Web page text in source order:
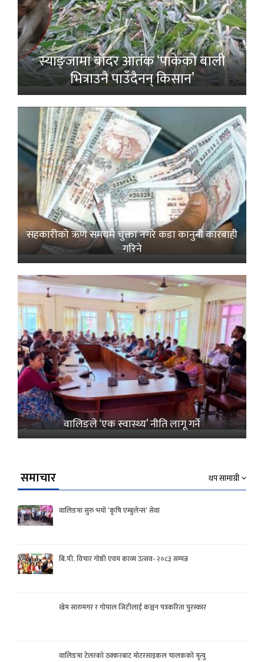
स्याङ्जामा बाँदर आतंक ‘पाकेको बाली
भित्राउनै पाउँदैनन् किसान’
सहकारीको ऋण समयमै चुक्ता नगरे कडा कानुनी कारबाही
गरिने
वालिङले ‘एक स्वास्थ्य’ नीति लागू गर्ने
समाचार थप सामाग्री
वालिङमा सुरु भयो ‘कृषि एम्बुलेन्स’ सेवा
बि.पी. विचार गोष्ठी एवम काव्य उत्सव- २०८३ सम्पन्न
खेम सारुमगर र गोपाल जिटीलाई कञ्चन पत्रकरिता पुरस्कार
वालिङमा टेलरको ठक्करबाट मोटरसाइकल चालकको मृत्यु